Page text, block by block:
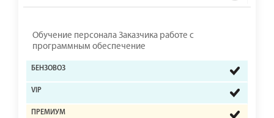
Обучение персонала Заказчика работе с
программным обеспечение